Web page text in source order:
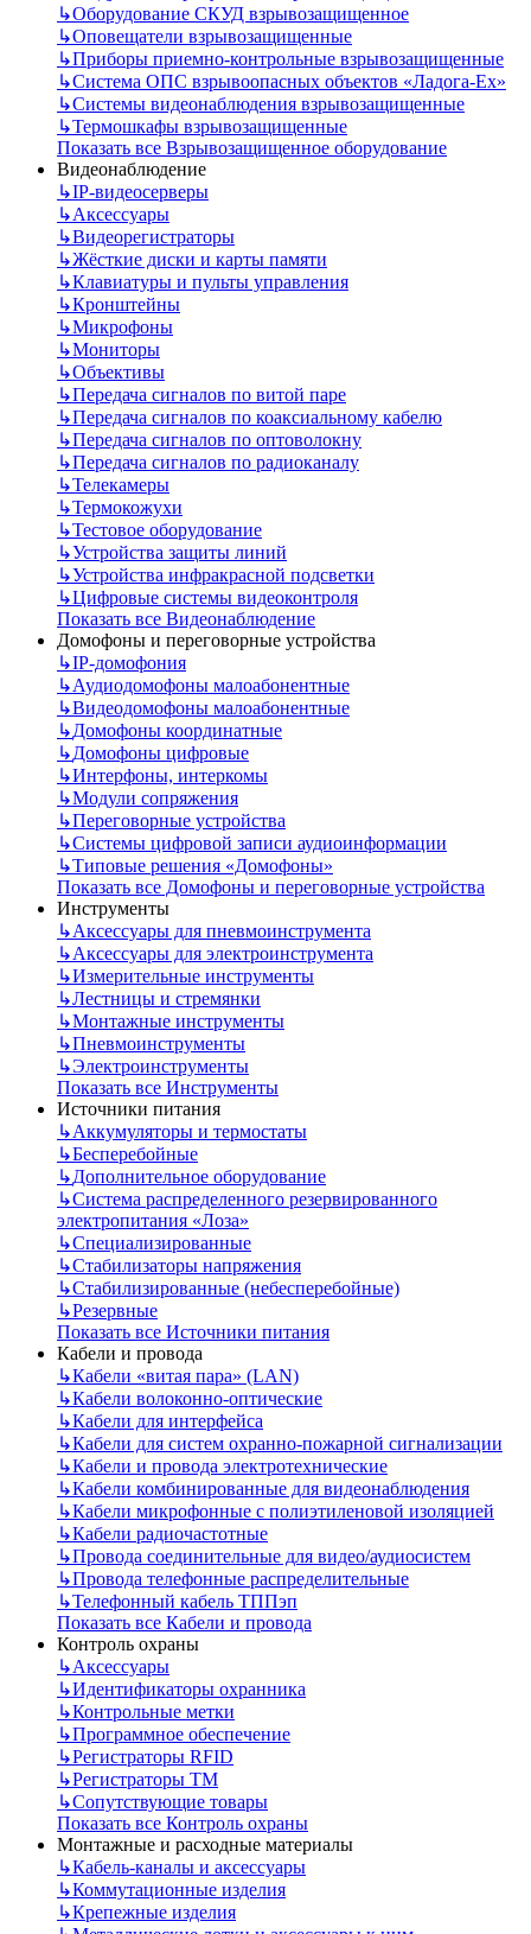
↳Оборудование СКУД взрывозащищенное
↳Оповещатели взрывозащищенные
↳Приборы приемно-контрольные взрывозащищенные
↳Система ОПС взрывоопасных объектов «Ладога-Ex»
↳Системы видеонаблюдения взрывозащищенные
↳Термошкафы взрывозащищенные
Показать все Взрывозащищенное оборудование
Видеонаблюдение
↳IP-видеосерверы
↳Аксессуары
↳Видеорегистраторы
↳Жёсткие диски и карты памяти
↳Клавиатуры и пульты управления
↳Кронштейны
↳Микрофоны
↳Мониторы
↳Объективы
↳Передача сигналов по витой паре
↳Передача сигналов по коаксиальному кабелю
↳Передача сигналов по оптоволокну
↳Передача сигналов по радиоканалу
↳Телекамеры
↳Термокожухи
↳Тестовое оборудование
↳Устройства защиты линий
↳Устройства инфракрасной подсветки
↳Цифровые системы видеоконтроля
Показать все Видеонаблюдение
Домофоны и переговорные устройства
↳IP-домофония
↳Аудиодомофоны малоабонентные
↳Видеодомофоны малоабонентные
↳Домофоны координатные
↳Домофоны цифровые
↳Интерфоны, интеркомы
↳Модули сопряжения
↳Переговорные устройства
↳Системы цифровой записи аудиоинформации
↳Типовые решения «Домофоны»
Показать все Домофоны и переговорные устройства
Инструменты
↳Аксессуары для пневмоинструмента
↳Аксессуары для электроинструмента
↳Измерительные инструменты
↳Лестницы и стремянки
↳Монтажные инструменты
↳Пневмоинструменты
↳Электроинструменты
Показать все Инструменты
Источники питания
↳Аккумуляторы и термостаты
↳Бесперебойные
↳Дополнительное оборудование
↳Система распределенного резервированного
электропитания «Лоза»
↳Специализированные
↳Стабилизаторы напряжения
↳Стабилизированные (небесперебойные)
↳Резервные
Показать все Источники питания
Кабели и провода
↳Кабели «витая пара» (LAN)
↳Кабели волоконно-оптические
↳Кабели для интерфейса
↳Кабели для систем охранно-пожарной сигнализации
↳Кабели и провода электротехнические
↳Кабели комбинированные для видеонаблюдения
↳Кабели микрофонные с полиэтиленовой изоляцией
↳Кабели радиочастотные
↳Провода соединительные для видео/аудиосистем
↳Провода телефонные распределительные
↳Телефонный кабель ТППэп
Показать все Кабели и провода
Контроль охраны
↳Аксессуары
↳Идентификаторы охранника
↳Контрольные метки
↳Программное обеспечение
↳Регистраторы RFID
↳Регистраторы ТМ
↳Сопутствующие товары
Показать все Контроль охраны
Монтажные и расходные материалы
↳Кабель-каналы и аксессуары
↳Коммутационные изделия
↳Крепежные изделия